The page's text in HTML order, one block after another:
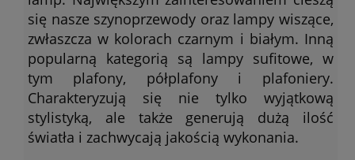
się nasze szynoprzewody oraz lampy wiszące,
zwłaszcza w kolorach czarnym i białym. Inną
popularną kategorią są lampy sufitowe, w
tym plafony, półplafony i plafoniery.
Charakteryzują się nie tylko wyjątkową
stylistyką, ale także generują dużą ilość
światła i zachwycają jakością wykonania.